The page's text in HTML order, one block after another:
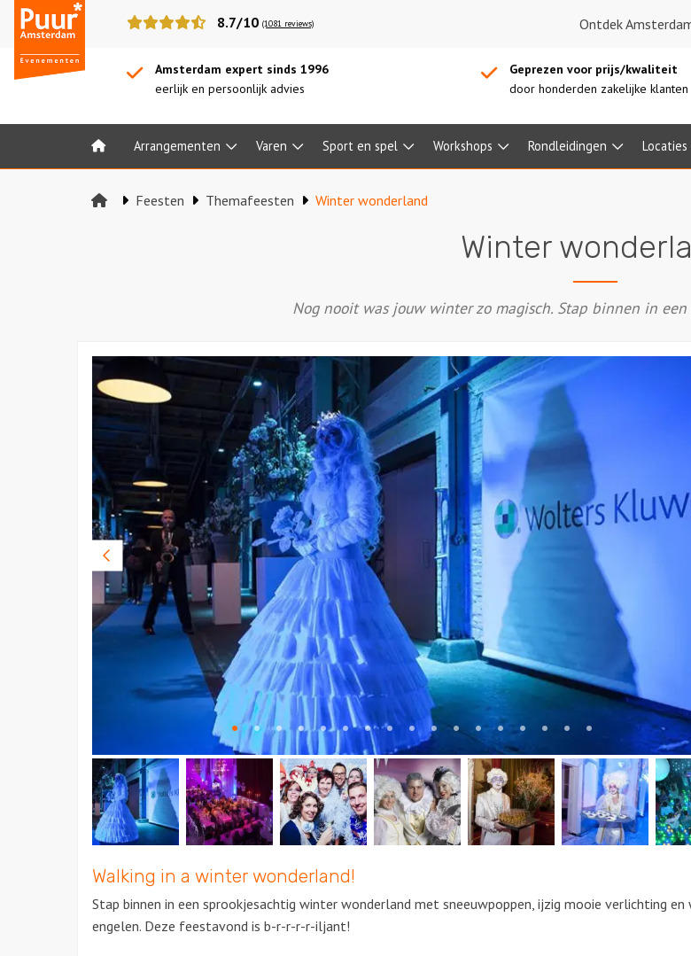
Puur*
Amsterdam
bedrijfsuitjes
8.7/10 (1081 reviews) Ontdek
Amsterdam expert sinds 1996
eerlijk en persoonlijk advies
Geprezen voor prijs/kwaliteit
door honderden zakelijke klanten
Home Arrangementen Varen Sport en spel Workshops Rondleidingen Locaties
Feesten Themafeesten Winter wonderland
Winter
Nog nooit was jouw winter zo magisch. Stap binnen in
Vorige
foto
Walking in a winter wonderland!
Stap binnen in een sprookjesachtig winter wonderland met sneeuwpoppen, ijzig mooie verlichting
engelen. Deze feestavond is b-r-r-r-r-iljant!